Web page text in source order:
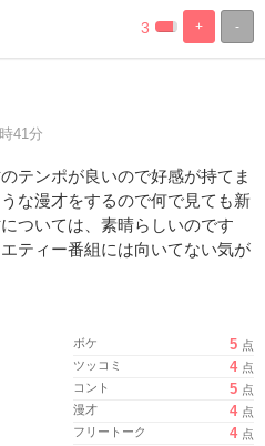
-
+
%100%
3
41分
テンポが良いので好感が持てま
な漫才をするので何で見ても新
ついては、素晴らしいのです
ティー番組には向いてない気が
ボケ 5 点
ツッコミ
4 点
コント
5 点
漫才
4 点
フリートーク
4 点